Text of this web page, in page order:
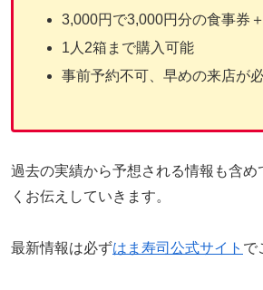
3,000円で3,000円分の食事券
1人2箱まで購入可能
事前予約不可、早めの来店が
過去の実績から予想される情報も含め
くお伝えしていきます。
最新情報は必ずはま寿司公式サイト で